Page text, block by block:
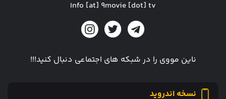
Info [at] 9movie [dot] tv
ناین مووی را در شبکه های اجتماعی دنبال کنید!!!
نسخه اندروید